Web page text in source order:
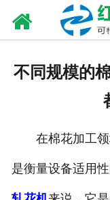
不同规模的
在棉花加工领
是衡量设备适用